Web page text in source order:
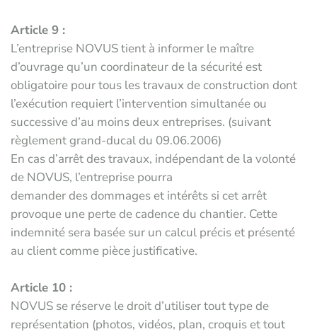
Article 9 :
L’entreprise NOVUS tient à informer le maître
d’ouvrage qu’un coordinateur de la sécurité est
obligatoire pour tous les travaux de construction dont
l’exécution requiert l’intervention simultanée ou
successive d’au moins deux entreprises. (suivant
règlement grand-ducal du 09.06.2006)
En cas d’arrêt des travaux, indépendant de la volonté
de NOVUS, l’entreprise pourra
demander des dommages et intérêts si cet arrêt
provoque une perte de cadence du chantier. Cette
indemnité sera basée sur un calcul précis et présenté
au client comme pièce justificative.
Article 10 :
NOVUS se réserve le droit d’utiliser tout type de
représentation (photos, vidéos, plan, croquis et tout